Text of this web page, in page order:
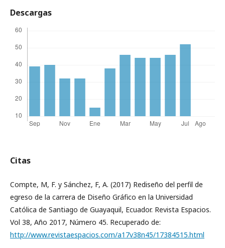
Descargas
Citas
Compte, M, F. y Sánchez, F, A. (2017) Rediseño del perfil de
egreso de la carrera de Diseño Gráfico en la Universidad
Católica de Santiago de Guayaquil, Ecuador. Revista Espacios.
Vol 38, Año 2017, Número 45. Recuperado de:
http://www.revistaespacios.com/a17v38n45/17384515.html